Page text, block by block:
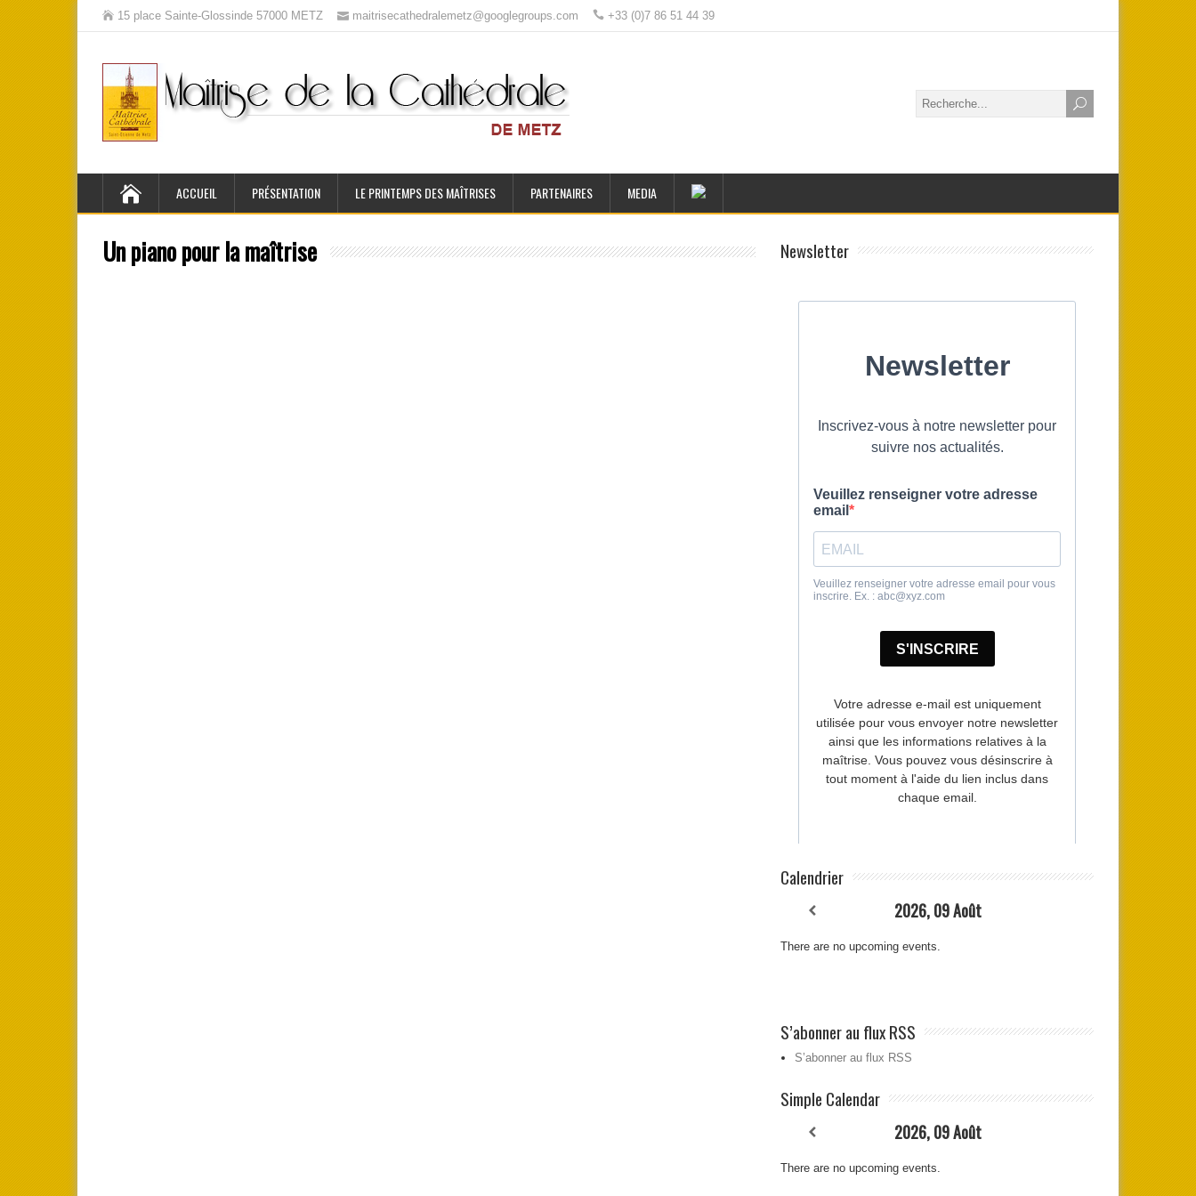
15 place Sainte-Glossinde 57000 METZ maitrisecathedralemetz@googlegroups.com +33 (0)7 86 51 44 39
ACCUEIL PRÉSENTATION LE PRINTEMPS DES MAÎTRISES PARTENAIRES MEDIA
Un piano pour la maîtrise Newsletter
Calendrier
2026, 09 Août
There are no upcoming events.
S’abonner au flux RSS
S’abonner au flux RSS
Simple Calendar
2026, 09 Août
There are no upcoming events.